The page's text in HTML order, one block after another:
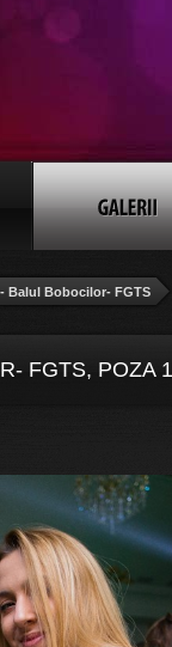
Balul Bobocilor- FGTS
FGTS, POZA